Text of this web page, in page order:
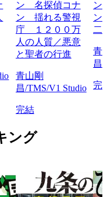
ン 名探偵コナ
ン 揺れる警視
庁 １２００万
人の人質／悪意
と聖者の行進
青山剛
昌/TMS/V1 Studio
完結
ン
ン
二
青
昌
完
ング